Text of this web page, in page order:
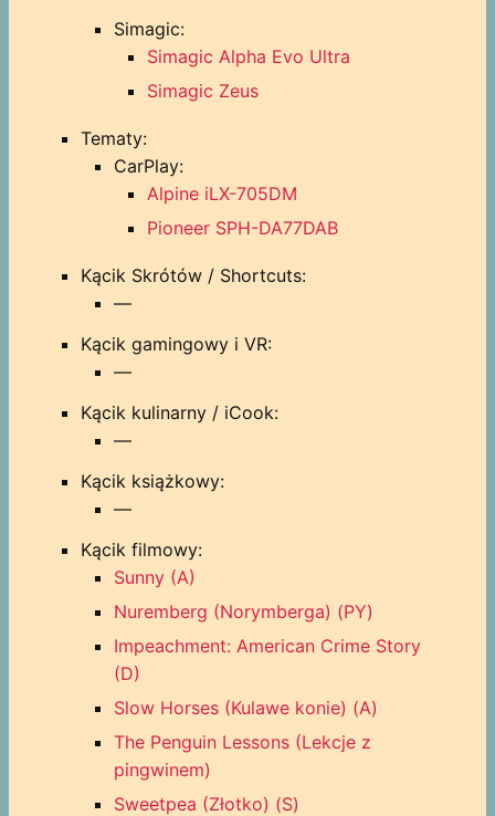
Simagic:
Simagic Alpha Evo Ultra
Simagic Zeus
Tematy:
CarPlay:
Alpine iLX-705DM
Pioneer SPH-DA77DAB
Kącik Skrótów / Shortcuts:
—
Kącik gamingowy i VR:
—
Kącik kulinarny / iCook:
—
Kącik książkowy:
—
Kącik filmowy:
Sunny (A)
Nuremberg (Norymberga) (PY)
Impeachment: American Crime Story
(D)
Slow Horses (Kulawe konie) (A)
The Penguin Lessons (Lekcje z
pingwinem)
Sweetpea (Złotko) (S)